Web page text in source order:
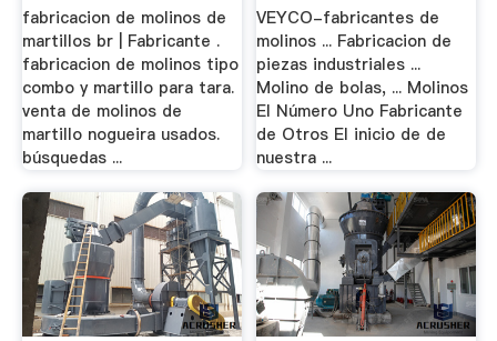
fabricacion de molinos de
martillos br | Fabricante .
fabricacion de molinos tipo
combo y martillo para tara.
venta de molinos de
martillo nogueira usados.
búsquedas ...
VEYCO-fabricantes de
molinos ... Fabricacion de
piezas industriales ...
Molino de bolas, ... Molinos
El Número Uno Fabricante
de Otros El inicio de de
nuestra ...